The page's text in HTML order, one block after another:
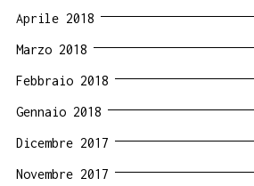
Aprile 2018
Marzo 2018
Febbraio 2018
Gennaio 2018
Dicembre 2017
Novembre 2017